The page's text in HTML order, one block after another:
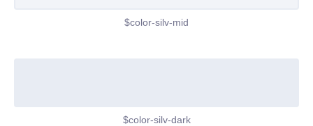
$color-silv-mid
$color-silv-dark